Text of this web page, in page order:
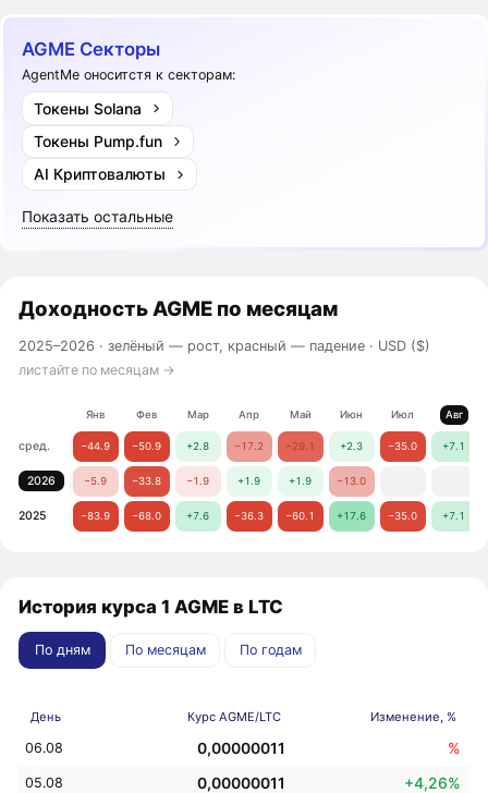
AGME Секторы
AgentMe оноситстя к секторам:
Токены Solana
Токены Pump.fun
AI Криптовалюты
Показать остальные
Доходность AGME по месяцам
2025–2026 ·зелёный — рост, красный — падение · USD ($)
листайте по месяцам →
Янв Фев Мар Апр Май Июн Июл Авг
сред. −44.9 −50.9 +2.8 −17.2 −29.1 +2.3 −35.0 +7.1
2026 −5.9 −33.8 −1.9 +1.9 +1.9 −13.0
2025 −83.9 −68.0 +7.6 −36.3 −60.1 +17.6 −35.0 +7.1
История курса 1 AGME в LTC
По дням По месяцам По годам
День Курс AGME/LTC Изменение, %
06.08 0,00000011 %
05.08 0,00000011 +4,26%